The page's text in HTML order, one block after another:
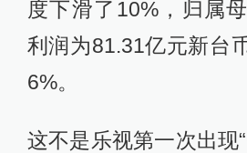
度下滑了10%，归属
利润为81.31亿元新台
6%。
这不是乐视第一次出现